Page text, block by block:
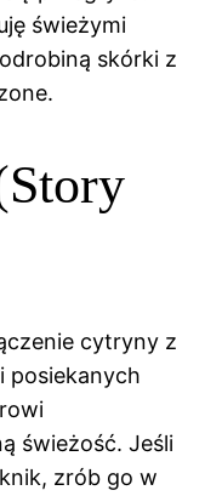
świeżymi
skórki z
cytryny z
posiekanych
świeżość. Jeśli
zrób go w